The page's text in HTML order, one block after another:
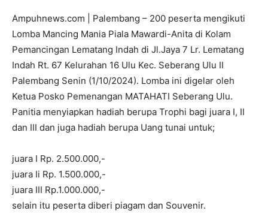
Ampuhnews.com | Palembang – 200 peserta mengikuti
Lomba Mancing Mania Piala Mawardi-Anita di Kolam
Pemancingan Lematang Indah di Jl.Jaya 7 Lr. Lematang
Indah Rt. 67 Kelurahan 16 Ulu Kec. Seberang Ulu II
Palembang Senin (1/10/2024). Lomba ini digelar oleh
Ketua Posko Pemenangan MATAHATI Seberang Ulu.
Panitia menyiapkan hadiah berupa Trophi bagi juara I, II
dan III dan juga hadiah berupa Uang tunai untuk;
juara I Rp. 2.500.000,-
juara Ii Rp. 1.500.000,-
juara III Rp.1.000.000,-
selain itu peserta diberi piagam dan Souvenir.